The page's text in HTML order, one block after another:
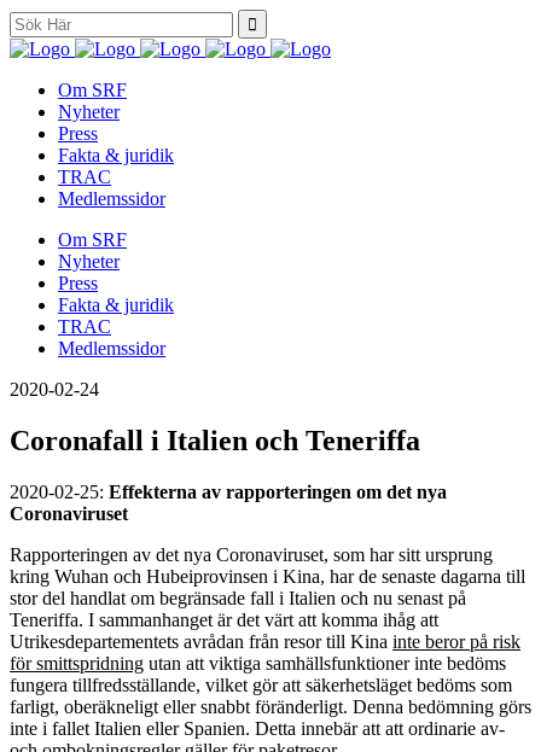
Search
for:
Om SRF
Nyheter
Press
Fakta & juridik
TRAC
Medlemssidor
Om SRF
Nyheter
Press
Fakta & juridik
TRAC
Medlemssidor
2020-02-24
Coronafall i Italien och Teneriffa
2020-02-25: Effekterna av rapporteringen om det nya
Coronaviruset
Rapporteringen av det nya Coronaviruset, som har sitt ursprung
kring Wuhan och Hubeiprovinsen i Kina, har de senaste dagarna till
stor del handlat om begränsade fall i Italien och nu senast på
Teneriffa. I sammanhanget är det värt att komma ihåg att
Utrikesdepartementets avrådan från resor till Kina inte beror på risk
för smittspridning utan att viktiga samhällsfunktioner inte bedöms
fungera tillfredsställande, vilket gör att säkerhetsläget bedöms som
farligt, oberäkneligt eller snabbt föränderligt. Denna bedömning görs
inte i fallet Italien eller Spanien. Detta innebär att att ordinarie av-